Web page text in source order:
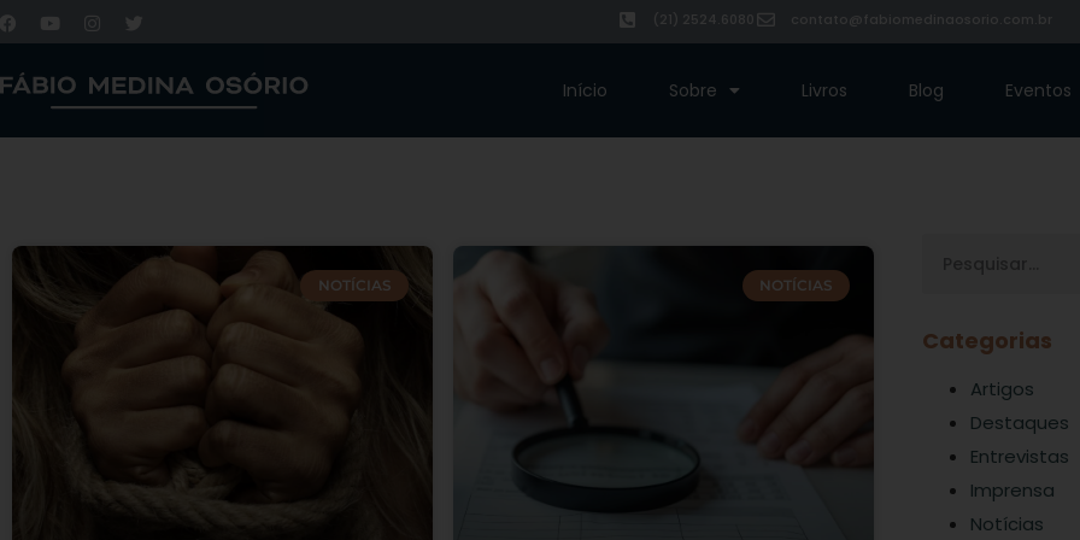
(21) 2524.6080 contato@fabiomedinaosorio.com.br
Início Sobre Livros Blog Eventos
NOTÍCIAS NOTÍCIAS
Categorias
Artigos
Destaques
Entrevistas
Imprensa
Notícias